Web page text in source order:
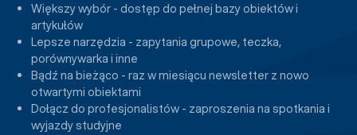
Większy wybór - dostęp do pełnej bazy obiektów i
artykułów
Lepsze narzędzia - zapytania grupowe, teczka,
porównywarka i inne
Bądź na bieżąco - raz w miesiącu newsletter z nowo
otwartymi obiektami
Dołącz do profesjonalistów - zaproszenia na spotkania i
wyjazdy studyjne